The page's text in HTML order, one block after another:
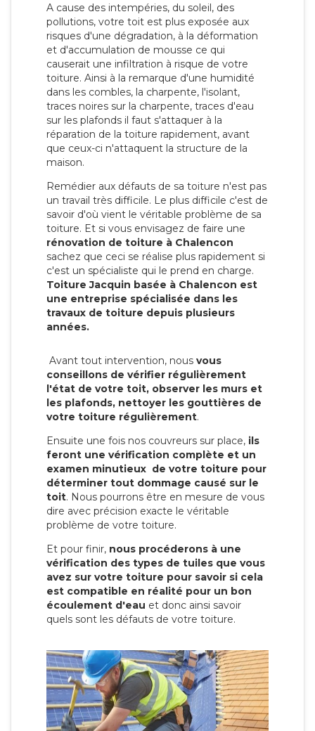
A cause des intempéries, du soleil, des
pollutions, votre toit est plus exposée aux
risques d'une dégradation, à la déformation
et d'accumulation de mousse ce qui
causerait une infiltration à risque de votre
toiture. Ainsi à la remarque d'une humidité
dans les combles, la charpente, l'isolant,
traces noires sur la charpente, traces d'eau
sur les plafonds il faut s'attaquer à la
réparation de la toiture rapidement, avant
que ceux-ci n'attaquent la structure de la
maison.
Remédier aux défauts de sa toiture n'est pas
un travail très difficile. Le plus difficile c'est de
savoir d'où vient le véritable problème de sa
toiture. Et si vous envisagez de faire une
rénovation de toiture à Chalencon
sachez que ceci se réalise plus rapidement si
c'est un spécialiste qui le prend en charge.
Toiture Jacquin basée à Chalencon est
une entreprise spécialisée dans les
travaux de toiture depuis plusieurs
années.
Avant tout intervention, nous vous
conseillons de vérifier régulièrement
l'état de votre toit, observer les murs et
les plafonds, nettoyer les gouttières de
votre toiture régulièrement.
Ensuite une fois nos couvreurs sur place, ils
feront une vérification complète et un
examen minutieux de votre toiture pour
déterminer tout dommage causé sur le
toit. Nous pourrons être en mesure de vous
dire avec précision exacte le véritable
problème de votre toiture.
Et pour finir, nous procéderons à une
vérification des types de tuiles que vous
avez sur votre toiture pour savoir si cela
est compatible en réalité pour un bon
écoulement d'eau et donc ainsi savoir
quels sont les défauts de votre toiture.